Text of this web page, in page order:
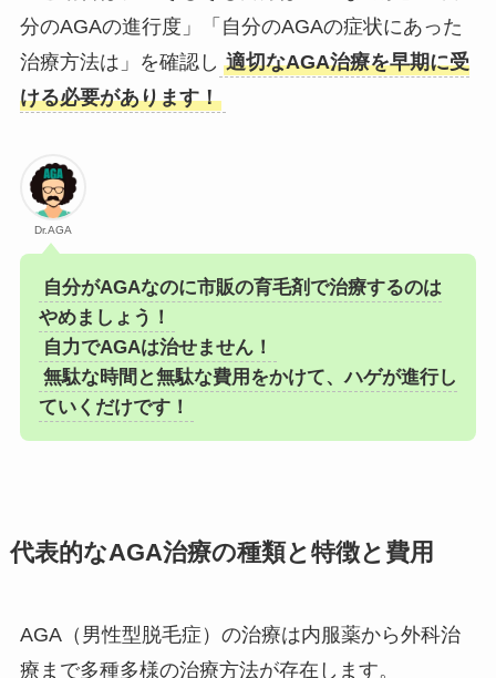
分のAGAの進行度」「自分のAGAの症状にあった
治療方法は」を確認し 適切なAGA治療を早期に受
ける必要があります！
Dr.AGA
自分がAGAなのに市販の育毛剤で治療するのは
やめましょう！
自力でAGAは治せません！
無駄な時間と無駄な費用をかけて、ハゲが進行し
ていくだけです！
代表的なAGA治療の種類と特徴と費用
AGA（男性型脱毛症）の治療は内服薬から外科治
療まで多種多様の治療方法が存在します。